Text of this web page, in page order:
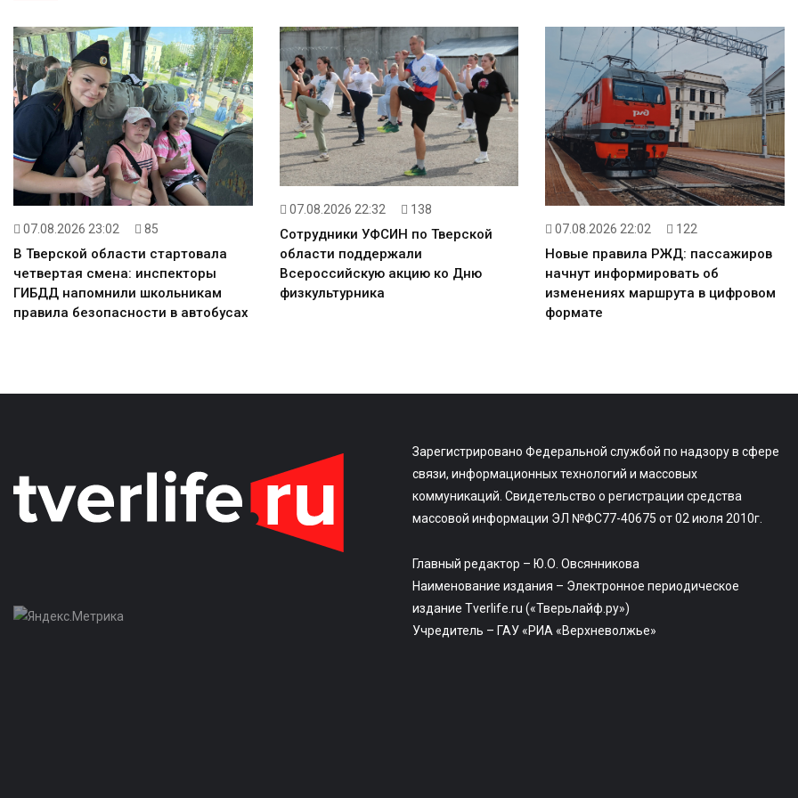
07.08.2026 23:02 85
В Тверской области стартовала
четвертая смена: инспекторы
ГИБДД напомнили школьникам
правила безопасности в автобусах
07.08.2026 22:32 138
Сотрудники УФСИН по Тверской
области поддержали
Всероссийскую акцию ко Дню
физкультурника
07.08.2026 22:02 122
Новые правила РЖД: пассажиров
начнут информировать об
изменениях маршрута в цифровом
формате
Зарегистрировано Федеральной службой по надзору в сфере
связи, информационных технологий и массовых
коммуникаций. Свидетельство о регистрации средства
массовой информации ЭЛ №ФС77-40675 от 02 июля 2010г.
Главный редактор – Ю.О. Овсянникова
Наименование издания – Электронное периодическое
издание Tverlife.ru («Тверьлайф.ру»)
Учредитель – ГАУ «РИА «Верхневолжье»